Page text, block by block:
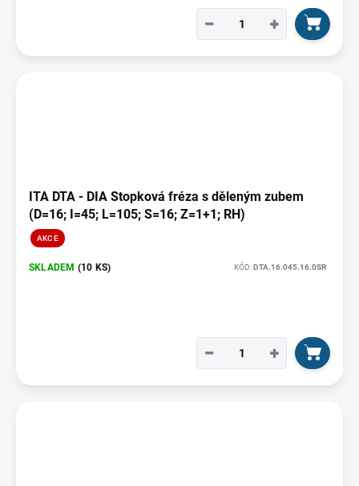
+
−
ITA DTA - DIA Stopková fréza s děleným zubem
(D=16; I=45; L=105; S=16; Z=1+1; RH)
AKCE
SKLADEM (10 KS) KÓD:DTA.16.045.16.0SR
+
−